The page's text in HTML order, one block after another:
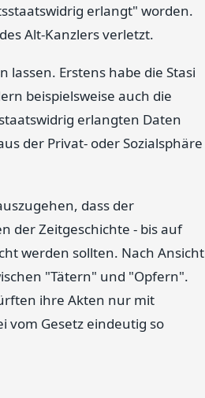
erlangt" worden.
Alt-Kanzlers verletzt.
Erstens habe die Stasi
beispielsweise auch die
erlangten Daten
der Privat- oder Sozialsphäre
dass der
der Zeitgeschichte - bis auf
werden sollten. Nach Ansicht
"Tätern" und "Opfern".
ihre Akten nur mit
vom Gesetz eindeutig so